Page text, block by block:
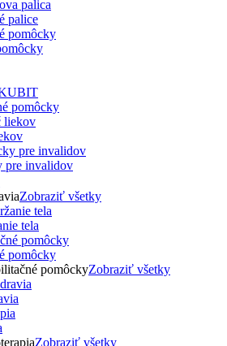
palice
pomôcky
pre invalidov
Zobraziť všetky
tela
pomôcky
pomôckyZobraziť všetky
Zobraziť všetky